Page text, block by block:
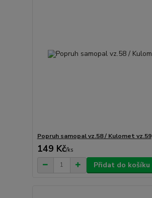
Popruh samopal vz.58 / Kulomet vz.59
149 Kč/ks
Přidat do košíku